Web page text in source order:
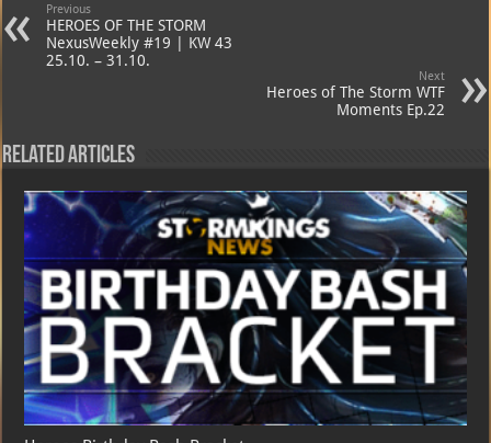
Previous
HEROES OF THE STORM
NexusWeekly #19 | KW 43
25.10. – 31.10.
Next
Heroes of The Storm WTF
Moments Ep.22
Related Articles